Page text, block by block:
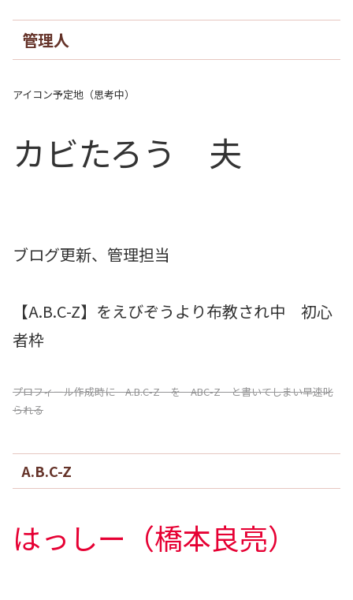
管理人
アイコン予定地（思考中）
カビたろう 夫
ブログ更新、管理担当
【A.B.C-Z】をえびぞうより布教され中 初心
者枠
プロフィール作成時に A.B.C-Z を ABC-Z と書いてしまい早速叱
られる
A.B.C-Z
はっしー（橋本良亮）